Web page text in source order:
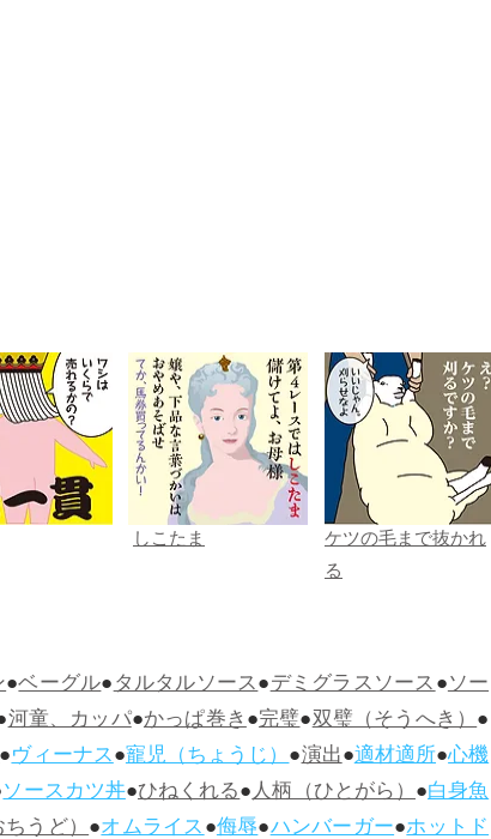
しこたま
ケツの毛まで抜かれ
る
●ベーグル●タルタルソース●デミグラスソース●ソー
河童、カッパ●かっぱ巻き●完璧●双璧（そうへき）●
●ヴィーナス●寵児（ちょうじ）●演出●適材適所●心機
ソースカツ丼●ひねくれる●人柄（ひとがら）●白身魚
うど）●オムライス●侮辱●ハンバーガー●ホットド